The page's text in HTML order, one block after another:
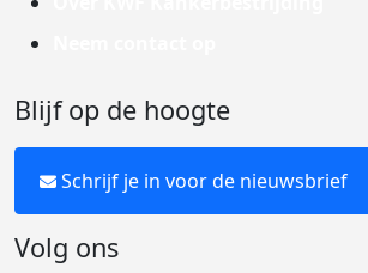
Blijf op de hoogte
Schrijf je in voor de nieuwsbrief
Volg ons